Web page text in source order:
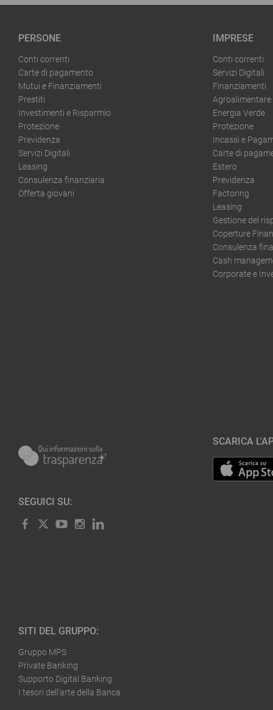
PERSONE
Conti correnti
Carte di pagamento
Mutui e Finanziamenti
Prestiti
Investimenti e Risparmio
Protezione
Previdenza
Servizi Digitali
Leasing
Consulenza finanziaria
Offerta giovani
IMPRESE
Conti correnti
Servizi Digitali
Finanziamenti
Agroalimentare
Energia Verde
Protezione
Incassi e
Carte di
Estero
Previdenza
Factoring
Leasing
Gestione del
Coperture
Consulenza
Cash
Corporate e
SEGUICI SU:
SCARICA
SITI DEL GRUPPO:
Gruppo MPS
Private Banking
Supporto Digital Banking
I tesori dell'arte della Banca